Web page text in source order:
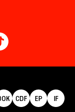
CDF EP IF